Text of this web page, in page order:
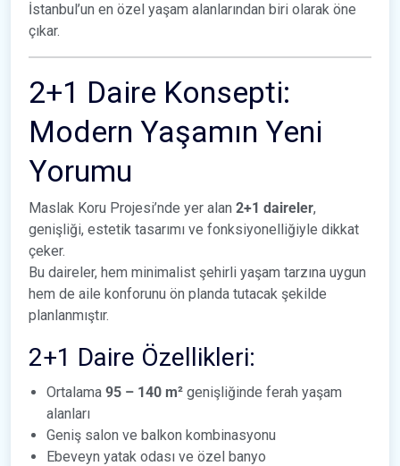
İstanbul’un en özel yaşam alanlarından biri olarak öne
çıkar.
2+1 Daire Konsepti:
Modern Yaşamın Yeni
Yorumu
Maslak Koru Projesi’nde yer alan 2+1 daireler,
genişliği, estetik tasarımı ve fonksiyonelliğiyle dikkat
çeker.
Bu daireler, hem minimalist şehirli yaşam tarzına uygun
hem de aile konforunu ön planda tutacak şekilde
planlanmıştır.
2+1 Daire Özellikleri:
Ortalama 95 – 140 m² genişliğinde ferah yaşam
alanları
Geniş salon ve balkon kombinasyonu
Ebeveyn yatak odası ve özel banyo